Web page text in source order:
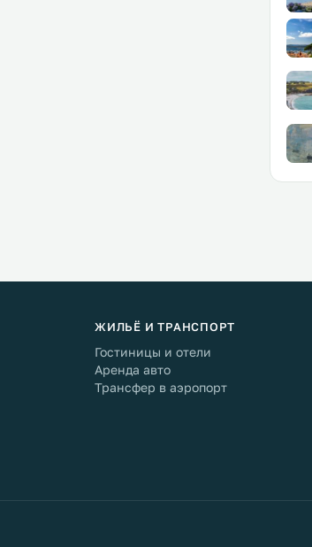
ЖИЛЬЁ И ТРАНСПОРТ
Гостиницы и отели
Аренда авто
Трансфер в аэропорт